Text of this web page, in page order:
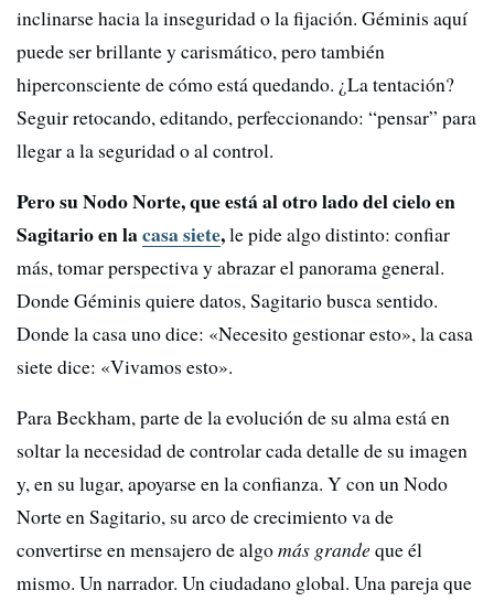
inclinarse hacia la inseguridad o la fijación. Géminis aquí
puede ser brillante y carismático, pero también
hiperconsciente de cómo está quedando. ¿La tentación?
Seguir retocando, editando, perfeccionando: “pensar” para
llegar a la seguridad o al control.
Pero su Nodo Norte, que está al otro lado del cielo en
Sagitario en lacasa siete,le pide algo distinto: confiar
más, tomar perspectiva y abrazar el panorama general.
Donde Géminis quiere datos, Sagitario busca sentido.
Donde la casa uno dice: «Necesito gestionar esto», la casa
siete dice: «Vivamos esto».
Para Beckham, parte de la evolución de su alma está en
soltar la necesidad de controlar cada detalle de su imagen
y, en su lugar, apoyarse en la confianza. Y con un Nodo
Norte en Sagitario, su arco de crecimiento va de
convertirse en mensajero de algomás grandeque él
mismo. Un narrador. Un ciudadano global. Una pareja que